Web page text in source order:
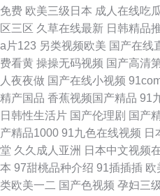
免费 欧美三级日本 成人在线吃
区三区 久草在线最新 日韩精品
a片123 另类视频欧美 国产在线
费看黄 操操无码视频 国产高清
人夜夜做 国产在线小视频
精产国品 香蕉视频国产精品 91
日韩性生活片 国产伦理剧 国产
产精品1000 91九色在线视频 日
堂 久久成人亚洲 日本中文视频
本 97甜桃品种介绍 91插插插 欧
类欧美一二 国产色视频 孕妇三